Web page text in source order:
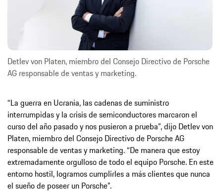
Detlev von Platen, miembro del Consejo Directivo de Porsche
AG responsable de ventas y marketing.
“La guerra en Ucrania, las cadenas de suministro
interrumpidas y la crisis de semiconductores marcaron el
curso del año pasado y nos pusieron a prueba”, dijo Detlev von
Platen, miembro del Consejo Directivo de Porsche AG
responsable de ventas y marketing. “De manera que estoy
extremadamente orgulloso de todo el equipo Porsche. En este
entorno hostil, logramos cumplirles a más clientes que nunca
el sueño de poseer un Porsche”.